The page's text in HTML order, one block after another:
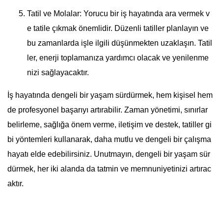
Tatil ve Molalar: Yorucu bir iş hayatında ara vermek v
e tatile çıkmak önemlidir. Düzenli tatiller planlayın ve
bu zamanlarda işle ilgili düşünmekten uzaklaşın. Tatil
ler, enerji toplamanıza yardımcı olacak ve yenilenme
nizi sağlayacaktır.
İş hayatında dengeli bir yaşam sürdürmek, hem kişisel hem
de profesyonel başarıyı artırabilir. Zaman yönetimi, sınırlar
belirleme, sağlığa önem verme, iletişim ve destek, tatiller gi
bi yöntemleri kullanarak, daha mutlu ve dengeli bir çalışma
hayatı elde edebilirsiniz. Unutmayın, dengeli bir yaşam sür
dürmek, her iki alanda da tatmin ve memnuniyetinizi artırac
aktır.